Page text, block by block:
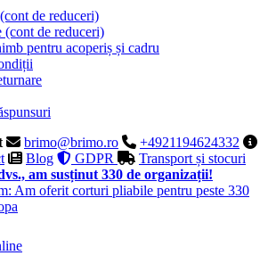
de reduceri)
(cont de reduceri)
pentru acoperiș și cadru
brimo@brimo.ro
+4921194624332
Blog GDPR
Transport și stocuri
am susținut 330 de organizații!